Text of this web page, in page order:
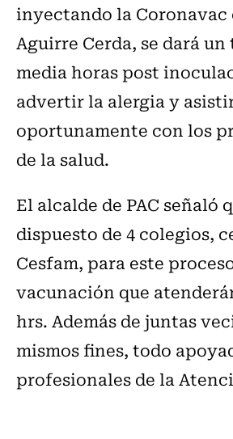
inyectando la Coronavac
Aguirre Cerda, se dará
media horas post
advertir la alergia y
oportunamente con los
de la salud.
El alcalde de PAC señaló
dispuesto de 4 colegios,
Cesfam, para este
vacunación que
hrs. Además de juntas
mismos fines, todo
profesionales de la